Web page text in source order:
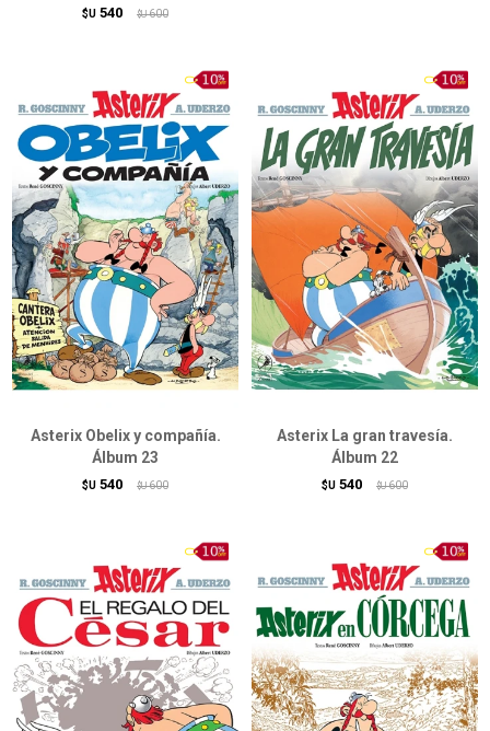
$U 540 $U 600
Asterix Obelix y compañía.
Álbum 23
$U 540 $U 600
Asterix La gran travesía.
Álbum 22
$U 540 $U 600